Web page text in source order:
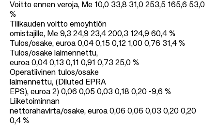
Voitto ennen veroja, Me 10,0 33,8 31,0 253,5 165,6 53,0
%
Tilikauden voitto emoyhtiön
omistajille, Me 9,3 24,9 23,4 200,3 124,9 60,4 %
Tulos/osake, euroa 0,04 0,15 0,12 1,00 0,76 31,4 %
Tulos/osake laimennettu,
euroa 0,04 0,13 0,11 0,91 0,73 25,0 %
Operatiivinen tulos/osake
laimennettu, (Diluted EPRA
EPS), euroa 2) 0,06 0,05 0,03 0,18 0,20 -9,6 %
Liiketoiminnan
nettorahavirta/osake, euroa 0,06 0,06 0,03 0,20 0,20
0,4 %